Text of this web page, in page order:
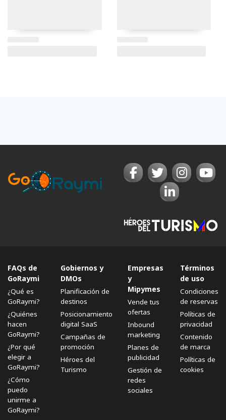
FAQs de
GoRaymi
¿Qué es
GoRaymi?
¿Quiénes
hacen
GoRaymi?
¿Por qué
elegir a
GoRaymi?
¿Cómo
puedo
unirme a
GoRaymi?
Gobiernos y
DMOs
Planificación de
destinos
Posicionamiento
digital SaaS
Campañas de
promoción
Héroes del
Turismo
Empresas
y
Mipymes
Vende tus
ofertas
Inbound
marketing
Planes de
publicidad
Gestión de
redes
sociales
Términos
de uso
Condiciones
de reservas
Políticas de
privacidad
Contenido
de marca
Políticas de
cookies